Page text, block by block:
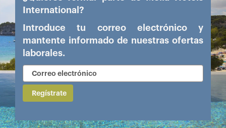
International?
Introduce tu correo electrónico y
mantente informado de nuestras ofertas
laborales.